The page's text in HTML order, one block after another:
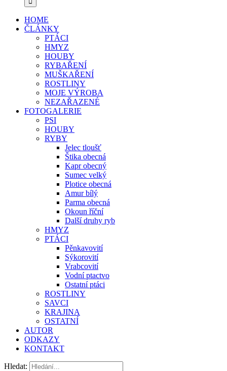
HOME
ČLÁNKY
PTÁCI
HMYZ
HOUBY
RYBAŘENÍ
MUŠKAŘENÍ
ROSTLINY
MOJE VÝROBA
NEZAŘAZENÉ
FOTOGALERIE
PSI
HOUBY
RYBY
Jelec tloušť
Štika obecná
Kapr obecný
Sumec velký
Plotice obecná
Amur bílý
Parma obecná
Okoun říční
Další druhy ryb
HMYZ
PTÁCI
Pěnkavovití
Sýkorovití
Vrabcovití
Vodní ptactvo
Ostatní ptáci
ROSTLINY
SAVCI
KRAJINA
OSTATNÍ
AUTOR
ODKAZY
KONTAKT
Hledat: